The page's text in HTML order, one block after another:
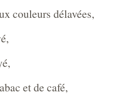
couleurs délavées,
et de café,